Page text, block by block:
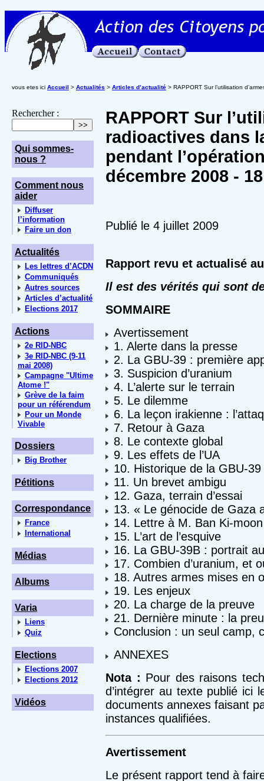
vous etes ici Accueil > Actualités > Articles d’actualité > RAPPORT Sur l’utilisation
Rechercher :
Qui sommes-
nous ?
Comment nous
aider
Diffuser
l’information
Faire un don
Actualités
Les lettres d’ACDN
Communiqués
Autres sources
Articles d’actualité
Elections 2017
Actions
2e RID-NBC
3e RID-NBC (9-11
mai 2008)
Campagne "Ultime
Atome !"
Grève de la faim
pour un référendum
Pour un Monde
Vivable
Dossiers
Big Brother
Pétitions
Correspondance
France
International
Médias
Albums
Varia
Liens
Quiz
Elections
Elections 2007
Elections 2012
Vidéos
RAPPORT Sur
radioactives dans
pendant
décembre 2008 -
Publié le 4 juillet 2009
Rapport revu et actualisé
Il est des vérités qui sont
SOMMAIRE
Avertissement
1. Alerte dans la presse
2. La GBU-39 : première
3. Suspicion d’uranium
4. L’alerte sur le terrain
5. Le dilemme
6. La leçon irakienne :
7. Retour à Gaza
8. Le contexte global
9. Les effets de l’UA
10. Historique de la GBU-39
11. Un brevet ambigu
12. Gaza, terrain d’essai
13. « Le génocide de Gaza
14. Lettre à M. Ban Ki-
15. L’art de l’esquive
16. La GBU-39B : portrait
17. Combien d’uranium, et
18. Autres armes mises en
19. Les enjeux
20. La charge de la preuve
21. Dernière minute : la
Conclusion : un seul camp,
ANNEXES
Nota : Pour des raisons
d’intégrer au texte publié ici
documents annexes faisant
instances qualifiées.
Avertissement
Le présent rapport tend à